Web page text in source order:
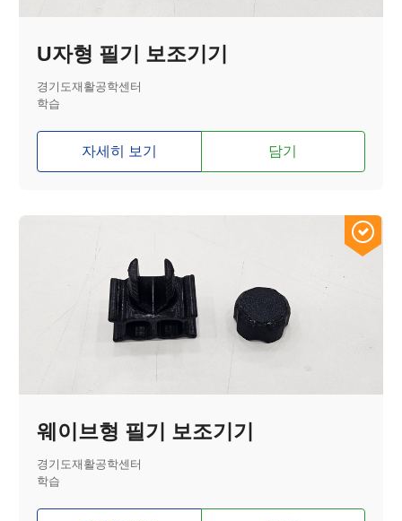
U자형 필기 보조기기
경기도재활공학센터
학습
자세히 보기 담기
웨이브형 필기 보조기기
경기도재활공학센터
학습